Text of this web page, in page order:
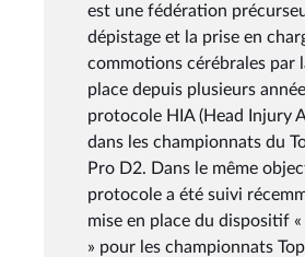
est une fédération
dépistage et la prise en
commotions cérébrales par
place depuis plusieurs
protocole HIA (Head Injury
dans les championnats du
Pro D2. Dans le même
protocole a été suivi
mise en place du dispositif
» pour les championnats